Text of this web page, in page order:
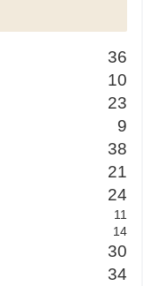
36
10
23
9
38
21
24
11
14
30
34